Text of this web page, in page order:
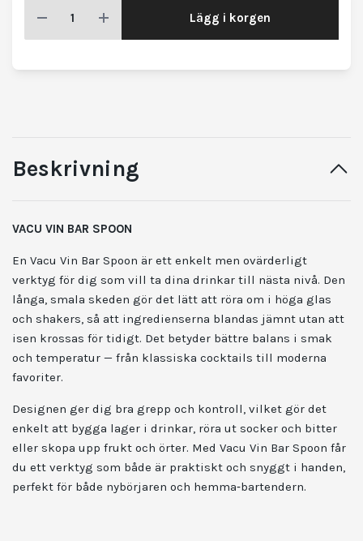
Lägg i korgen
Beskrivning
VACU VIN BAR SPOON
En Vacu Vin Bar Spoon är ett enkelt men ovärderligt
verktyg för dig som vill ta dina drinkar till nästa nivå. Den
långa, smala skeden gör det lätt att röra om i höga glas
och shakers, så att ingredienserna blandas jämnt utan att
isen krossas för tidigt. Det betyder bättre balans i smak
och temperatur — från klassiska cocktails till moderna
favoriter.
Designen ger dig bra grepp och kontroll, vilket gör det
enkelt att bygga lager i drinkar, röra ut socker och bitter
eller skopa upp frukt och örter. Med Vacu Vin Bar Spoon får
du ett verktyg som både är praktiskt och snyggt i handen,
perfekt för både nybörjaren och hemma‑bartendern.